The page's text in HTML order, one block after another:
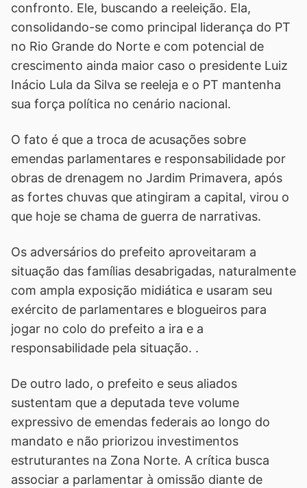
confronto. Ele, buscando a reeleição. Ela,
consolidando-se como principal liderança do PT
no Rio Grande do Norte e com potencial de
crescimento ainda maior caso o presidente Luiz
Inácio Lula da Silva se reeleja e o PT mantenha
sua força política no cenário nacional.
O fato é que a troca de acusações sobre
emendas parlamentares e responsabilidade por
obras de drenagem no Jardim Primavera, após
as fortes chuvas que atingiram a capital, virou o
que hoje se chama de guerra de narrativas.
Os adversários do prefeito aproveitaram a
situação das famílias desabrigadas, naturalmente
com ampla exposição midiática e usaram seu
exército de parlamentares e blogueiros para
jogar no colo do prefeito a ira e a
responsabilidade pela situação. .
De outro lado, o prefeito e seus aliados
sustentam que a deputada teve volume
expressivo de emendas federais ao longo do
mandato e não priorizou investimentos
estruturantes na Zona Norte. A crítica busca
associar a parlamentar à omissão diante de